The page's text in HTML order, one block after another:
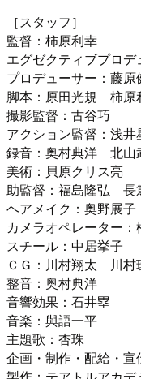
［スタッフ］
監督：柿原利幸
エグゼクティブプロ
プロデューサー：藤原
脚本：原田光規 柿原
撮影監督：古谷巧
アクション監督：浅井
録音：奥村典洋 北山
美術：貝原クリス亮
助監督：福島隆弘 長
ヘアメイク：奥野展子
カメラオペレーター：
スチール：中居挙子
ＣＧ：川村翔太 川村
整音：奥村典洋
音響効果：石井塁
音楽：與語一平
主題歌：杏珠
企画・制作・配給・宣